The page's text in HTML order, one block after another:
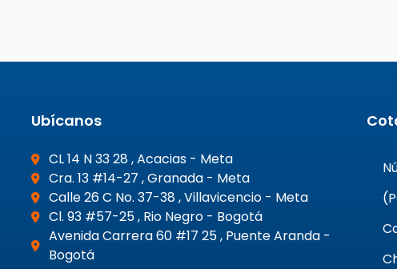
Ubícanos
CL 14 N 33 28 , Acacias - Meta
Cra. 13 #14-27 , Granada - Meta
Calle 26 C No. 37-38 , Villavicencio - Meta
Cl. 93 #57-25 , Rio Negro - Bogotá
Avenida Carrera 60 #17 25 , Puente Aranda -
Bogotá